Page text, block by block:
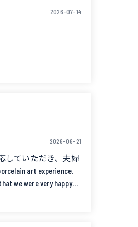
2026-07-14
camping trip.2026-06-21
していただき、夫婦
art experience.
we were very happy